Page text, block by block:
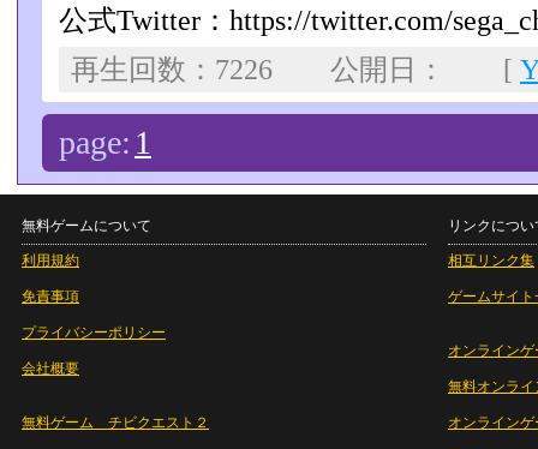
公式Twitter：https://twitter.com/
再生回数：7226 公開日： [
page: 1
無料ゲームについて
利用規約
免責事項
プライバシーポリシー
会社概要
無料ゲーム チビクエスト２
リンクについ
相互リンク集
ゲームサイト
オンラインゲ
無料オンライ
オンライン